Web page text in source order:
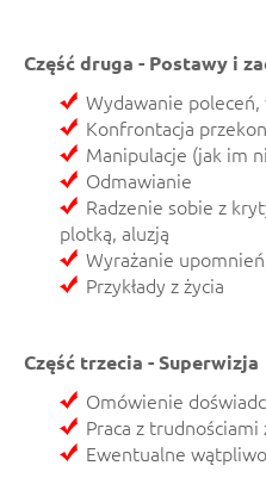
Część druga - Postawy i
Wydawanie
Konfrontacja
Manipulacje (jak im
Odmawianie
Radzenie sobie z
plotką, aluzją
Wyrażanie
Przykłady z życia
Część trzecia - Superwizja
Omówienie
Praca z
Ewentualne